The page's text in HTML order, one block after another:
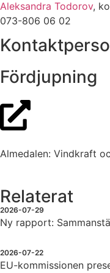
Aleksandra Todorov,
073-806 06 02
Fördjupning
Almedalen: Vindkraft
Relaterat
2026-07-29
Ny rapport:
2026-07-22
EU-kommissionen